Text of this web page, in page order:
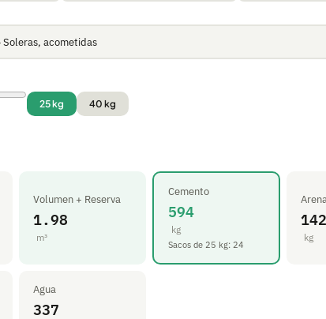
25 kg 40 kg
Volumen + Reserva
1.98
m³
Cemento
594
kg
Sacos de 25 kg: 24
kg
Agua
337